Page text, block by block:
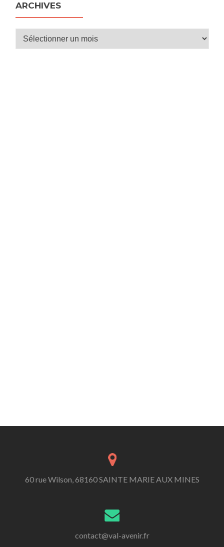
ARCHIVES
Archives
60 rue Wilson, 68160 SAINTE MARIE AUX MINES
contact@val-avenir.fr